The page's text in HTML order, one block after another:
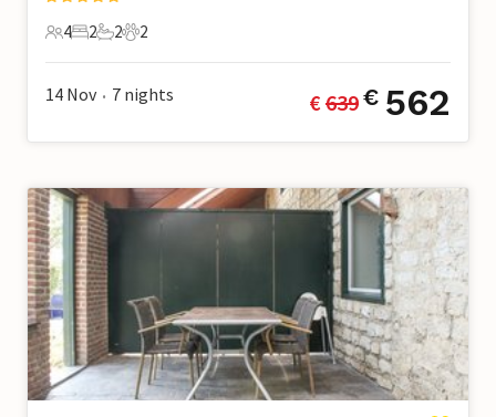
4 Gäste
4
2 Schlafzimmer
2
2 Badezimmer
2
2 Haustiere
2
14 Nov • 7 nights € 639€ 562